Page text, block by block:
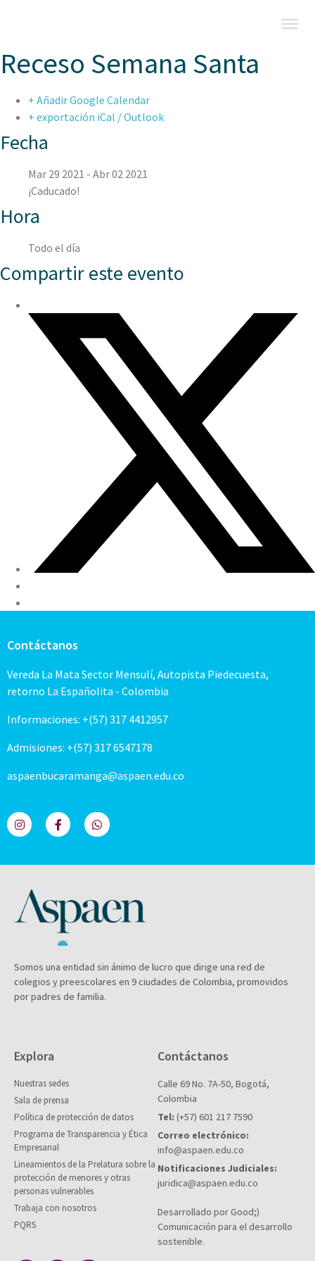
Receso Semana Santa
+ Añadir Google Calendar
+ exportación iCal / Outlook
Fecha
Mar 29 2021 - Abr 02 2021
¡Caducado!
Hora
Todo el día
Compartir este evento
Contáctanos
Vereda La Mata Sector Mensulí, Autopista Piedecuesta,
retorno La Españolita - Colombia
Informaciones: +(57) 317 4412957
Admisiones: +(57) 317 6547178
aspaenbucaramanga@aspaen.edu.co
Somos una entidad sin ánimo de lucro que dirige una red de
colegios y preescolares en 9 ciudades de Colombia, promovidos
por padres de familia.
Explora
Nuestras sedes
Sala de prensa
Política de protección de datos
Programa de Transparencia y Ética
Empresarial
Lineamientos de la Prelatura sobre la
protección de menores y otras
personas vulnerables
Trabaja con nosotros
PQRS
Contáctanos
Calle 69 No. 7A-50, Bogotá,
Colombia
Tel: (+57) 601 217 7590
Correo electrónico:
info@aspaen.edu.co
Notificaciones Judiciales:
juridica@aspaen.edu.co
Desarrollado por Good;)
Comunicación para el desarrollo
sostenible.